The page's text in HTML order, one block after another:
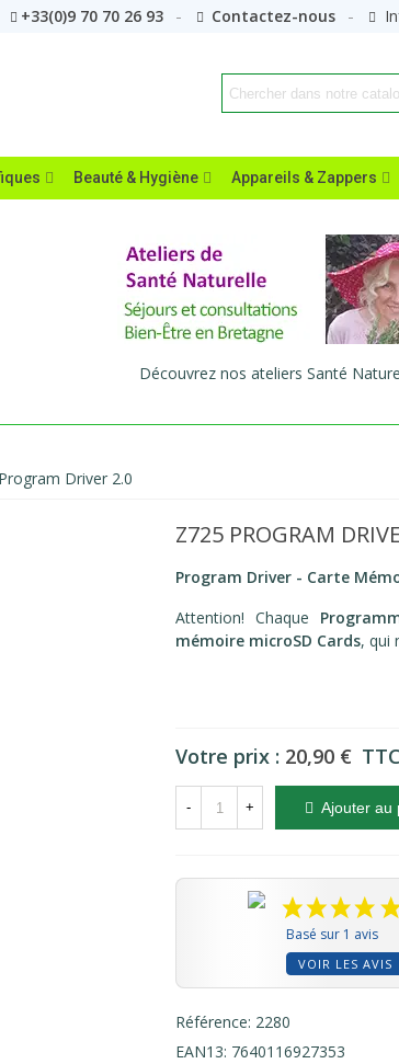
+33(0)9 70 70 26 93 Contactez-nous
Beauté & Hygiène Appareils & Zappers
Découvrez nos ateliers Santé
Driver 2.0
Z725 PROGRAM
Program Driver - Carte
Attention! Chaque
mémoire microSD Cards, qui
Votre prix : 20,90 € TTC
- + Ajouter au
Basé sur 1 avis
VOIR LES AVIS
Référence: 2280
EAN13: 7640116927353